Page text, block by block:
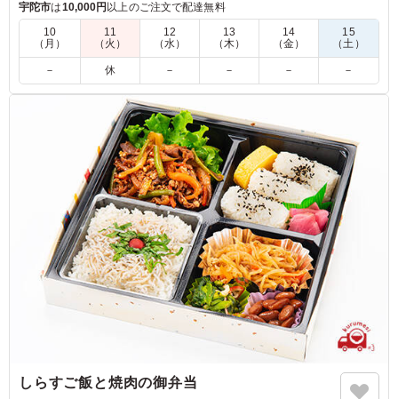
5.0
彩りがきれいで、おかずの品数も多く、ボリュームもあ
り、味もおいしかったです！お茶も付いていて、お値段以
上のお弁当でした。来てくれた方々にも大好評でした。こ
のお弁当を選んで良かったです！
ご利用シーン：法事・お葬式›法事
奈良県宇陀市室生西谷2022/01/10
宇陀市は10,000円 以上のご注文で配達無料
10
（月）
11
（火）
12
（水）
13
（木）
14
（金）
15
（土）
－ 休 － － － －
しらすご飯と焼肉の御弁当